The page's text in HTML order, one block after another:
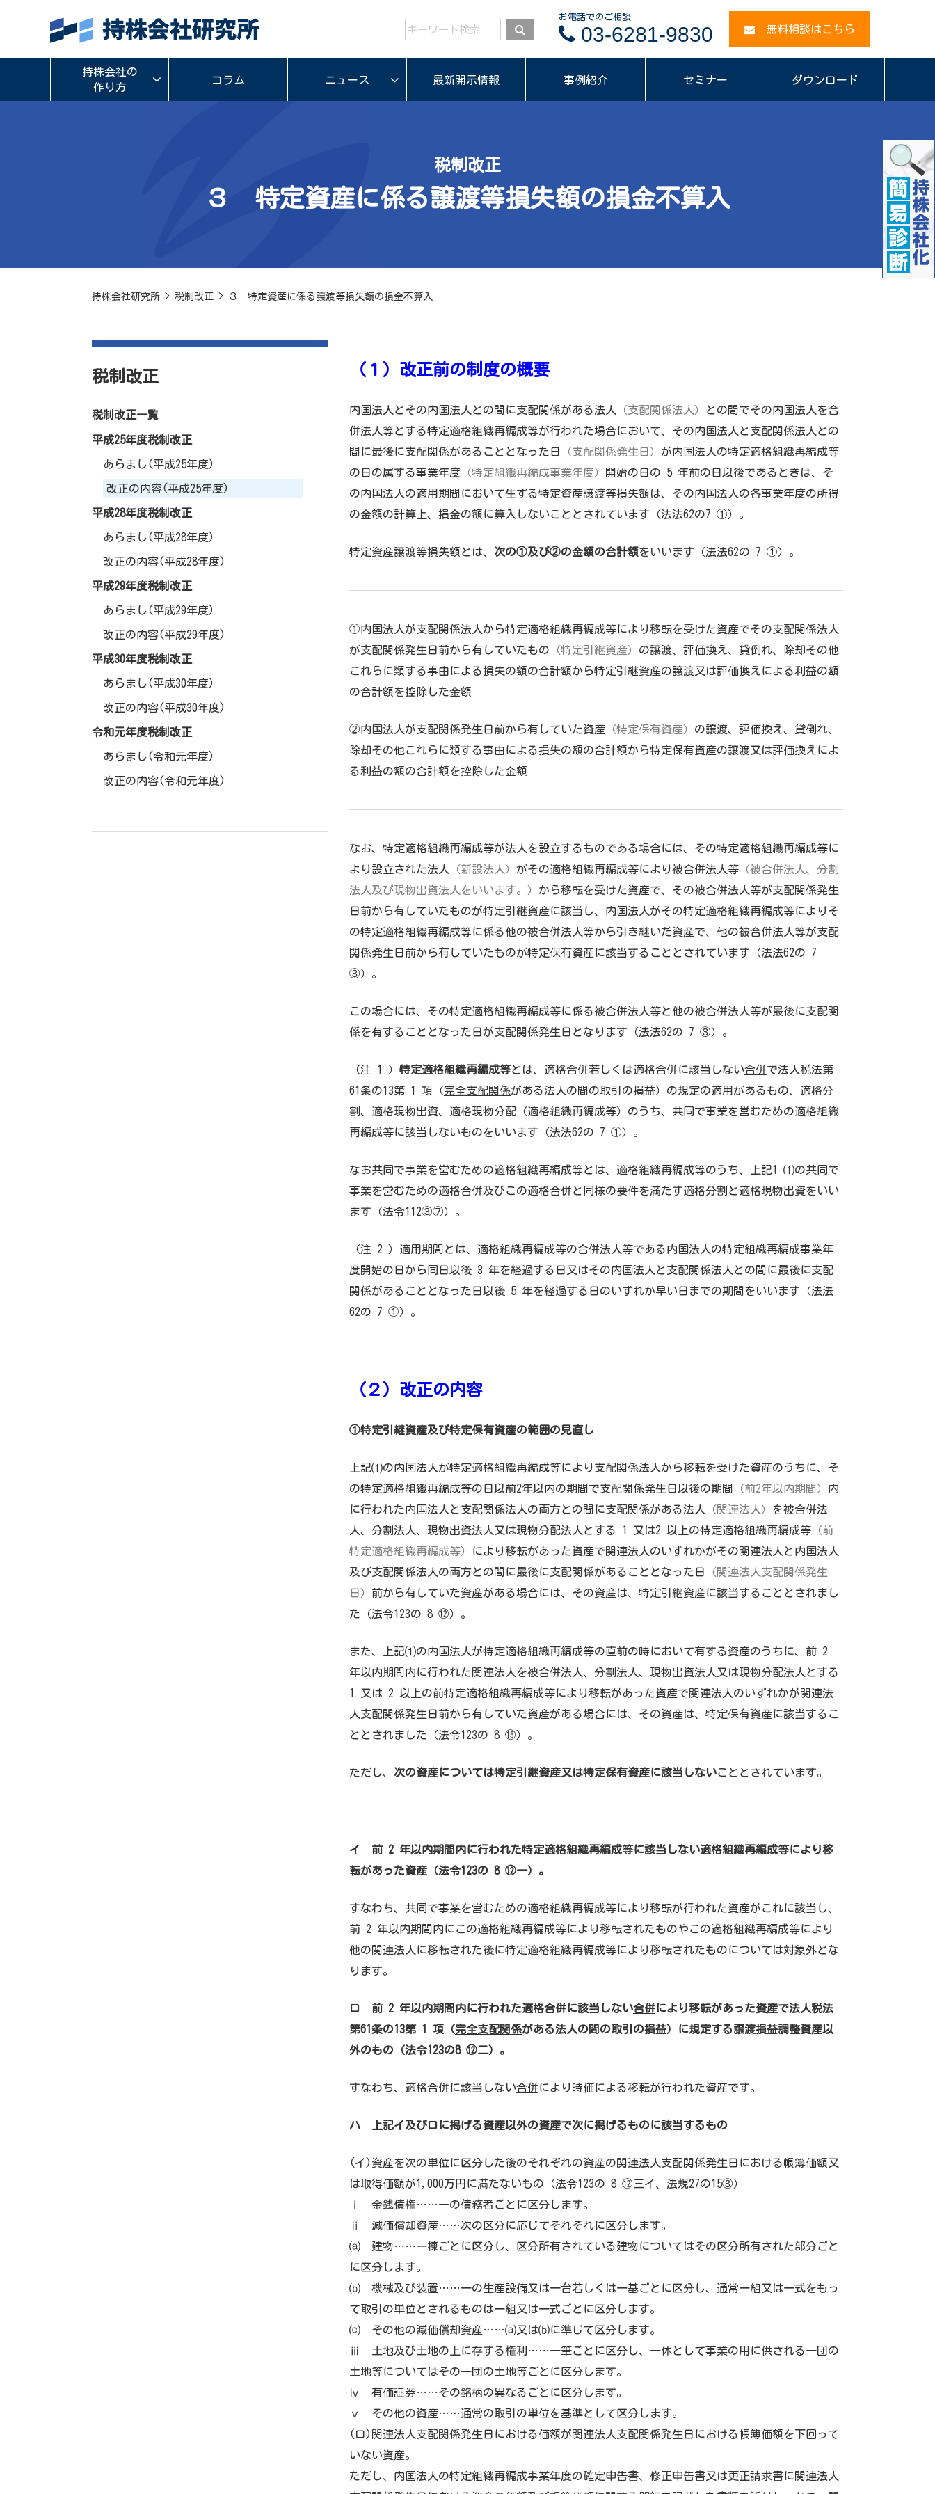
お電話でのご相談
03-6281-9830 無料相談はこちら
持株会社の
作り方
コラム ニュース 最新開示情報 事例紹介 セミナー ダウンロード
税制改正
３ 特定資産に係る譲渡等損失額の損金不算入
持株会社研究所 > 税制改正 > ３ 特定資産に係る譲渡等損失額の損金不算入
（１）改正前の制度の概要
内国法人とその内国法人との間に支配関係がある法人 （支配関係法人）
との間でその内国法人を合
併法人等とする特定適格組織再編成等が行われた場合において、その内国法人と支配関係法人との
間に最後に支配関係があることとなった日
（支配関係発生日） が内国法人の特定適格組織再編成等
の日の属する事業年度 （特定組織再編成事業年度）
開始の日の 5 年前の日以後であるときは、そ
の内国法人の適用期間において生ずる特定資産譲渡等損失額は、その内国法人の各事業年度の所得
の金額の計算上、損金の額に算入しないこととされています（法法62の7 ①）。
特定資産譲渡等損失額とは、 次の①及び②の金額の合計額をいいます（法法62の 7 ①）。
①内国法人が支配関係法人から特定適格組織再編成等により移転を受けた資産でその支配関係法人
が支配関係発生日前から有していたもの （特定引継資産） の譲渡、評価換え、貸倒れ、除却その他
これらに類する事由による損失の額の合計額から特定引継資産の譲渡又は評価換えによる利益の額
の合計額を控除した金額
②内国法人が支配関係発生日前から有していた資産 （特定保有資産） の譲渡、評価換え、貸倒れ、
除却その他これらに類する事由による損失の額の合計額から特定保有資産の譲渡又は評価換えによ
る利益の額の合計額を控除した金額
なお、特定適格組織再編成等が法人を設立するものである場合には、その特定適格組織再編成等に
より設立された法人
（新設法人） がその適格組織再編成等により被合併法人等 （被合併法人、分割
法人及び現物出資法人をいいます。） から移転を受けた資産で、その被合併法人等が支配関係発生
日前から有していたものが特定引継資産に該当し、内国法人がその特定適格組織再編成等によりそ
の特定適格組織再編成等に係る他の被合併法人等から引き継いだ資産で、他の被合併法人等が支配
関係発生日前から有していたものが特定保有資産に該当することとされています（法法62の 7
③）。
この場合には、その特定適格組織再編成等に係る被合併法人等と他の被合併法人等が最後に支配関
係を有することとなった日が支配関係発生日となります（法法62の 7 ③）。
（注 1 ） 特定適格組織再編成等とは、適格合併若しくは適格合併に該当しない合併で法人税法第
61条の13第 1 項（完全支配関係がある法人の間の取引の損益）の規定の適用があるもの、適格分
割、適格現物出資、適格現物分配（適格組織再編成等）のうち、共同で事業を営むための適格組織
再編成等に該当しないものをいいます（法法62の 7 ①）。
なお共同で事業を営むための適格組織再編成等とは、適格組織再編成等のうち、上記1 ⑴の共同で
事業を営むための適格合併及びこの適格合併と同様の要件を満たす適格分割と適格現物出資をいい
ます（法令112③⑦）。
（注 2 ）適用期間とは、適格組織再編成等の合併法人等である内国法人の特定組織再編成事業年
度開始の日から同日以後 3 年を経過する日又はその内国法人と支配関係法人との間に最後に支配
関係があることとなった日以後 5 年を経過する日のいずれか早い日までの期間をいいます（法法
62の 7 ①）。
（２）改正の内容
①特定引継資産及び特定保有資産の範囲の見直し
上記⑴の内国法人が特定適格組織再編成等により支配関係法人から移転を受けた資産のうちに、そ
の特定適格組織再編成等の日以前2年以内の期間で支配関係発生日以後の期間
（前2年以内期間） 内
に行われた内国法人と支配関係法人の両方との間に支配関係がある法人
（関連法人） を被合併法
人、分割法人、現物出資法人又は現物分配法人とする 1 又は2 以上の特定適格組織再編成等 （前
特定適格組織再編成等）
により移転があった資産で関連法人のいずれかがその関連法人と内国法人
及び支配関係法人の両方との間に最後に支配関係があることとなった日
（関連法人支配関係発生
日） 前から有していた資産がある場合には、その資産は、特定引継資産に該当することとされまし
た（法令123の 8 ⑫）。
また、上記⑴の内国法人が特定適格組織再編成等の直前の時において有する資産のうちに、前 2
年以内期間内に行われた関連法人を被合併法人、分割法人、現物出資法人又は現物分配法人とする
1 又は 2 以上の前特定適格組織再編成等により移転があった資産で関連法人のいずれかが関連法
人支配関係発生日前から有していた資産がある場合には、その資産は、特定保有資産に該当するこ
ととされました（法令123の 8 ⑮）。
ただし、 次の資産については特定引継資産又は特定保有資産に該当しないこととされています。
イ 前 2 年以内期間内に行われた特定適格組織再編成等に該当しない適格組織再編成等により移
転があった資産（法令123の 8 ⑫一）。
すなわち、共同で事業を営むための適格組織再編成等により移転が行われた資産がこれに該当し、
前 2 年以内期間内にこの適格組織再編成等により移転されたものやこの適格組織再編成等により
他の関連法人に移転された後に特定適格組織再編成等により移転されたものについては対象外とな
ります。
ロ 前 2 年以内期間内に行われた適格合併に該当しない合併により移転があった資産で法人税法
第61条の13第 1 項（完全支配関係がある法人の間の取引の損益）に規定する譲渡損益調整資産以
外のもの（法令123の8 ⑫二）。
すなわち、適格合併に該当しない合併により時価による移転が行われた資産です。
ハ 上記イ及びロに掲げる資産以外の資産で次に掲げるものに該当するもの
(イ)資産を次の単位に区分した後のそれぞれの資産の関連法人支配関係発生日における帳簿価額又
は取得価額が1,000万円に満たないもの（法令123の 8 ⑫三イ、法規27の15③）
ⅰ 金銭債権……一の債務者ごとに区分します。
ⅱ 減価償却資産……次の区分に応じてそれぞれに区分します。
⒜ 建物……一棟ごとに区分し、区分所有されている建物についてはその区分所有された部分ごと
に区分します。
⒝ 機械及び装置……一の生産設備又は一台若しくは一基ごとに区分し、通常一組又は一式をもっ
て取引の単位とされるものは一組又は一式ごとに区分します。
⒞ その他の減価償却資産……⒜又は⒝に準じて区分します。
ⅲ 土地及び土地の上に存する権利……一筆ごとに区分し、一体として事業の用に供される一団の
土地等についてはその一団の土地等ごとに区分します。
ⅳ 有価証券……その銘柄の異なるごとに区分します。
ⅴ その他の資産……通常の取引の単位を基準として区分します。
(ロ)関連法人支配関係発生日における価額が関連法人支配関係発生日における帳簿価額を下回って
いない資産。
ただし、内国法人の特定組織再編成事業年度の確定申告書、修正申告書又は更正請求書に関連法人
税制改正
税制改正一覧
平成25年度税制改正
あらまし(平成25年度)
改正の内容(平成25年度)
平成28年度税制改正
あらまし(平成28年度)
改正の内容(平成28年度)
平成29年度税制改正
あらまし(平成29年度)
改正の内容(平成29年度)
平成30年度税制改正
あらまし(平成30年度)
改正の内容(平成30年度)
令和元年度税制改正
あらまし(令和元年度)
改正の内容(令和元年度)